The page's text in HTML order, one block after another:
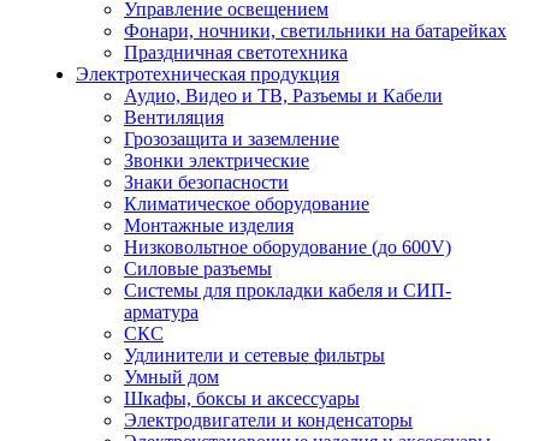
Управление освещением
Фонари, ночники, светильники на батарейках
Праздничная светотехника
Электротехническая продукция
Аудио, Видео и ТВ, Разъемы и Кабели
Вентиляция
Грозозащита и заземление
Звонки электрические
Знаки безопасности
Климатическое оборудование
Монтажные изделия
Низковольтное оборудование (до 600V)
Силовые разъемы
Системы для прокладки кабеля и СИП-
арматура
СКС
Удлинители и сетевые фильтры
Умный дом
Шкафы, боксы и аксессуары
Электродвигатели и конденсаторы